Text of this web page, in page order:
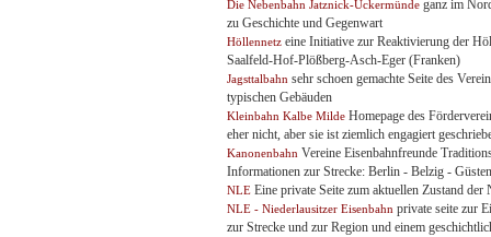
Die Nebenbahn Jatznick-Ückermünde ganz im
zu Geschichte und Gegenwart
Höllennetz eine Initiative zur Reaktivierung der
Saalfeld-Hof-Plößberg-Asch-Eger (Franken)
Jagsttalbahn sehr schoen gemachte Seite des
typischen Gebäuden
Kleinbahn Kalbe Milde Homepage des
eher nicht, aber sie ist ziemlich engagiert
Kanonenbahn Vereine Eisenbahnfreunde
Informationen zur Strecke: Berlin - Belzig -
NLE Eine private Seite zum aktuellen Zustand der
NLE - Niederlausitzer Eisenbahn private seite zur
zur Strecke und zur Region und einem